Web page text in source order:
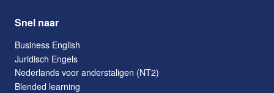
Snel naar
Business English
Juridisch Engels
Nederlands voor anderstaligen (NT2)
Blended learning